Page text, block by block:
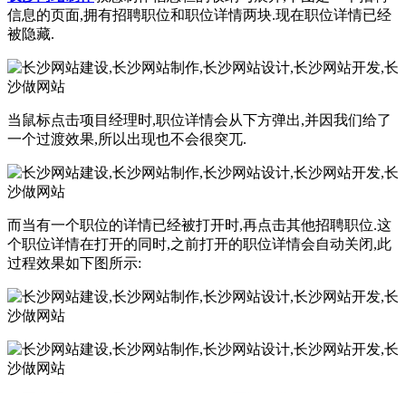
信息的页面,拥有招聘职位和职位详情两块.现在职位详情已经
被隐藏.
当鼠标点击项目经理时,职位详情会从下方弹出,并因我们给了
一个过渡效果,所以出现也不会很突兀.
而当有一个职位的详情已经被打开时,再点击其他招聘职位.这
个职位详情在打开的同时,之前打开的职位详情会自动关闭,此
过程效果如下图所示: